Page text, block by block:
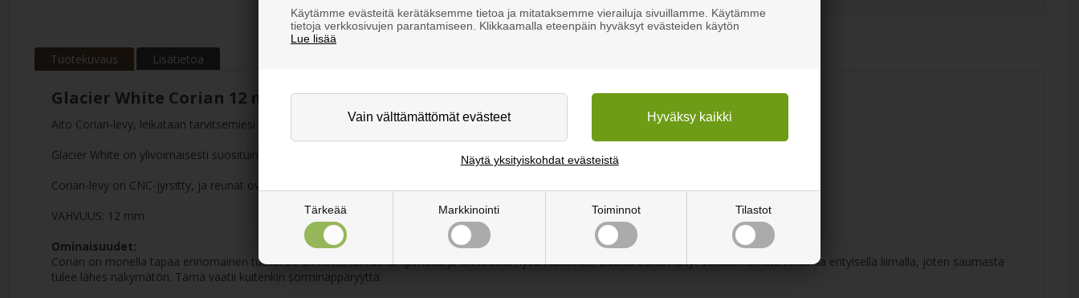
Käytämme evästeitä kerätäksemme tietoa ja mitataksemme vierailuja sivuillamme. Käytämme
tietoja verkkosivujen parantamiseen. Klikkaamalla eteenpäin hyväksyt evästeiden käytön
Lue lisää
Tärkeää Markkinointi Toiminnot Tilastot
Näytä yksityiskohdat evästeistä
Tuotekuvaus Lisätietoa
Glacier White Corian 12 mm
Aito Corian-levy, leikataan tarvitsemiesi mittojen mukaan, väri Glacier White.
Glacier White on ylivoimaisesti suosituin Corian-väri. Sävy on jäänvalkoinen, joka sopii useimpiin kohteisiin.
Corian-levy on CNC-jyrsitty, ja reunat ovat hieman pyöristetyt, joten ne ovat miellyttäviä koskettaa.
VAHVUUS: 12 mm
Ominaisuudet:
Corian on monella tapaa erinomainen tuote. Se on kova, tuntuu lämpimältä ja on todella hyvännäköinen. Lisäksi Corian-levyt voidaan liimata toisiinsa erityisellä liimalla, joten saumasta
tulee lähes näkymätön. Tämä vaatii kuitenkin sorminäppäryyttä.